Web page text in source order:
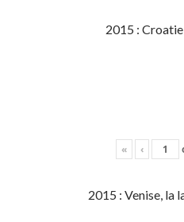
2015 :
« ‹
2015 : Venise, la